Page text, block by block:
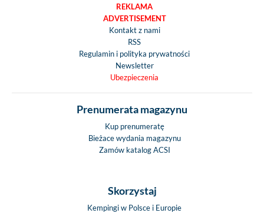
REKLAMA
ADVERTISEMENT
Kontakt z nami
RSS
Regulamin i polityka prywatności
Newsletter
Ubezpieczenia
Prenumerata magazynu
Kup prenumeratę
Bieżace wydania magazynu
Zamów katalog ACSI
Skorzystaj
Kempingi w Polsce i Europie